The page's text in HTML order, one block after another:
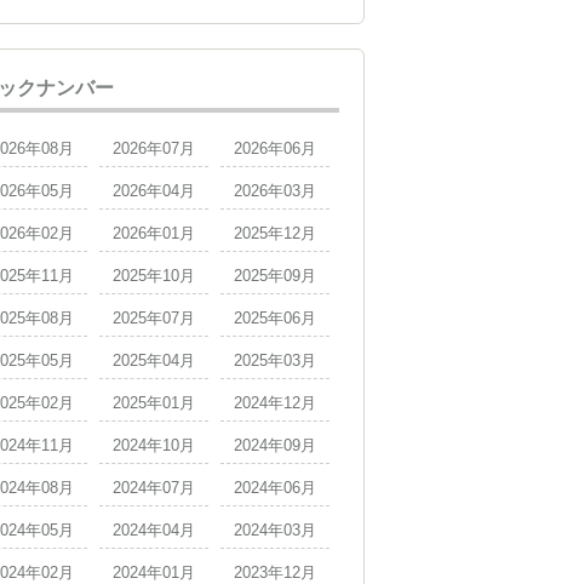
クナンバー
年08月 2026年07月 2026年06月
年05月 2026年04月 2026年03月
年02月 2026年01月 2025年12月
年11月 2025年10月 2025年09月
年08月 2025年07月 2025年06月
年05月 2025年04月 2025年03月
年02月 2025年01月 2024年12月
年11月 2024年10月 2024年09月
年08月 2024年07月 2024年06月
年05月 2024年04月 2024年03月
年02月 2024年01月 2023年12月